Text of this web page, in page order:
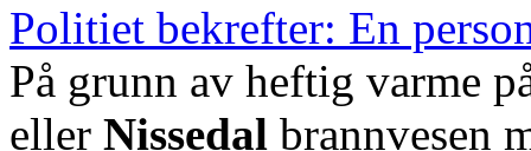
Politiet bekrefter: En
På grunn av heftig varme
eller Nissedal brannvesen